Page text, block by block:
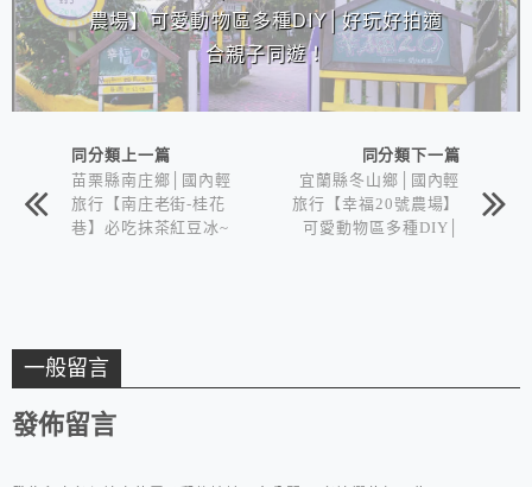
農場】可愛動物區多種DIY│好玩好拍適
合親子同遊！
同分類上一篇
苗栗縣南庄鄉│國內輕
旅行【南庄老街-桂花
巷】必吃抹茶紅豆冰~
同分類下一篇
宜蘭縣冬山鄉│國內輕
旅行【幸福20號農場】
可愛動物區多種DIY│
一般留言
發佈留言